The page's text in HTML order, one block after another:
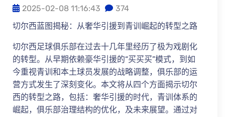
2025-02-08 11:16:43
374
切尔西蓝图揭秘：从奢华引援到青训崛起的转型之路
切尔西足球俱乐部在过去十几年里经历了极为戏剧化
的转型。从早期依赖豪华引援的“买买买”模式，到如
今重视青训和本土球员发展的战略调整，俱乐部的运
营方式发生了深刻变化。本文将从四个方面揭示切尔
西的转型之路，包括：奢华引援的时代，青训体系的
崛起，俱乐部治理结构的优化，及未来展望。通过对